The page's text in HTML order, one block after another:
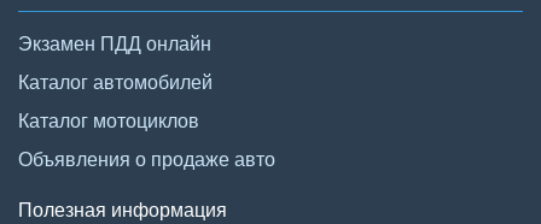
Экзамен ПДД онлайн
Каталог автомобилей
Каталог мотоциклов
Объявления о продаже авто
Полезная информация